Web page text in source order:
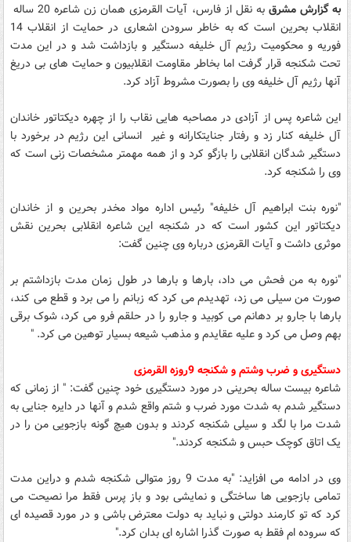
به گزارش مشرق
به نقل از فارس، آیات القرمزی همان زن شاعره 20 ساله
انقلاب بحرین است که به خاطر سرودن اشعاری در حمایت از انقلاب 14
فوریه و محکومیت رژیم آل خلیفه دستگیر و بازداشت شد و در این مدت
تحت شکنجه قرار گرفت اما بخاطر مقاومت انقلابیون و حمایت های بی دریغ
آنها رژیم آل خلیفه وی را بصورت مشروط آزاد کرد.
این شاعره پس از آزادی در مصاحبه هایی نقاب را از چهره دیکتاتور خاندان
آل خلیفه کنار زد و رفتار جنایتکارانه و غیر انسانی این رژیم در برخورد با
دستگیر شدگان انقلابی را بازگو کرد و از همه مهمتر مشخصات زنی است که
وی را شکنجه کرد.
"نوره بنت ابراهیم آل خلیفه" رئیس اداره مواد مخدر بحرین و از خاندان
دیکتاتور این کشور است که در شکنجه این شاعره انقلابی بحرین نقش
موثری داشت و آیات القرمزی درباره وی چنین گفت:
"نوره به من فحش می داد، بارها و بارها در طول زمان مدت بازداشتم بر
صورت من سیلی می زد، تهدیدم می کرد که زبانم را می برد و قطع می کند،
بارها با جارو بر دهانم می کوبید و جارو را در حلقم فرو می کرد، شوک برقی
بهم وصل می کرد و علیه عقایدم و مذهب شیعه بسیار توهین می کرد. "
دستگیری و ضرب وشتم و شکنجه 9روزه القرمزی
شاعره بیست ساله بحرینی در مورد دستگیری خود چنین گفت: " از زمانی که
دستگیر شدم به شدت مورد ضرب و شتم واقع شدم و آنها در دایره جنایی به
شدت مرا با لگد و سیلی شکنجه کردند و بدون هیچ گونه بازجویی من را در
یک اتاق کوچک حبس و شکنجه کردند."
وی در ادامه می افزاید: "به مدت 9 روز متوالی شکنجه شدم و دراین مدت
تمامی بازجویی ها ساختگی و نمایشی بود و باز پرس فقط مرا نصیحت می
کرد که تو کارمند دولتی و نباید به دولت معترض باشی و در مورد قصیده ای
که سروده ام فقط به صورت گذرا اشاره ای بدان کرد."